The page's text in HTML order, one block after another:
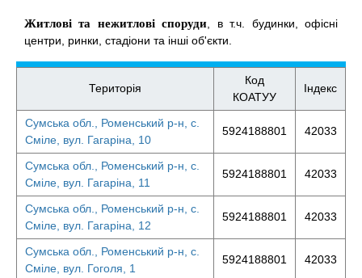
Житлові та нежитлові споруди , в т.ч. будинки, офісні
центри, ринки, стадіони та інші об'єкти.
Територія
Код
КОАТУУ
Індекс
Сумська обл., Роменський р-н, с.
Сміле, вул. Гагаріна, 10
5924188801 42033
Сумська обл., Роменський р-н, с.
Сміле, вул. Гагаріна, 11
5924188801 42033
Сумська обл., Роменський р-н, с.
Сміле, вул. Гагаріна, 12
5924188801 42033
Сумська обл., Роменський р-н, с.
Сміле, вул. Гоголя, 1
5924188801 42033